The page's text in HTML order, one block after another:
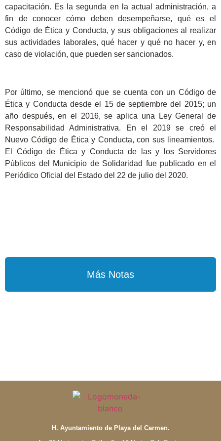
capacitación. Es la segunda en la actual administración, a
fin de conocer cómo deben desempeñarse, qué es el
Código de Ética y Conducta, y sus obligaciones al realizar
sus actividades laborales, qué hacer y qué no hacer y, en
caso de violación, que pueden ser sancionados.
Por último, se mencionó que se cuenta con un Código de
Ética y Conducta desde el 15 de septiembre del 2015; un
año después, en el 2016, se aplica una Ley General de
Responsabilidad Administrativa. En el 2019 se creó el
Nuevo Código de Ética y Conducta, con sus lineamientos.
El Código de Ética y Conducta de las y los Servidores
Públicos del Municipio de Solidaridad fue publicado en el
Periódico Oficial del Estado del 22 de julio del 2020.
Más Notas
H. Ayuntamiento de Playa del Carmen.